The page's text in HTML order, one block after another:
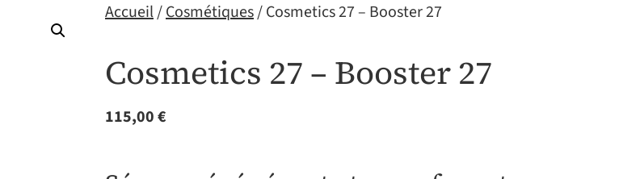
Accueil/Cosmétiques/ Cosmetics 27 – Booster 27
Cosmetics 27 – Booster 27
115,00€